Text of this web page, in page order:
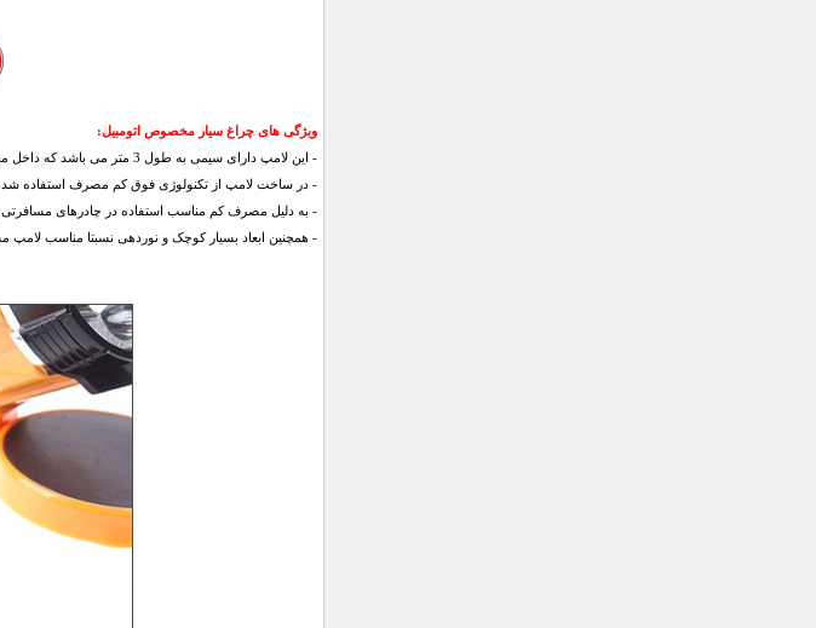
ویژگی های چراغ سیار مخصوص اتومبیل:
- این لامپ دارای سیمی به طول 3 متر می باشد که داخل محفظه لامپ جمع می شود.
- در ساخت لامپ از تکنولوژی فوق کم مصرف استفاده
- به دلیل مصرف کم مناسب استفاده در چادرهای مسافرتی
- همچنین ابعاد بسیار کوچک و نوردهی نسبتا مناسب